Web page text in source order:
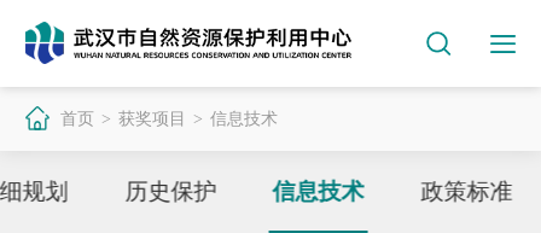
首页 > 获奖项目 > 信息技术
规划 历史保护 信息技术 政策标准